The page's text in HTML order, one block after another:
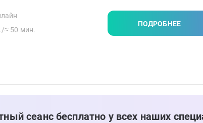
использую когнтивно-поведенческеую терапию,
терапию , гештальт-психотерапию,
терапию, арт-терапию.
/≈ 50 мин.
ПОДРОБНЕЕ
сеанс бесплатно у всех наших